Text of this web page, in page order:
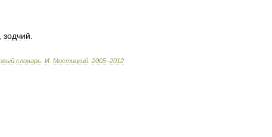
зодчий
словарь И Мостицкий 2005–2012